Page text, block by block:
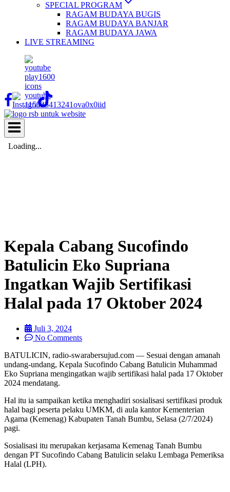
SPECIAL PROGRAM
RAGAM BUDAYA BUGIS
RAGAM BUDAYA BANJAR
RAGAM BUDAYA JAWA
LIVE STREAMING
Kepala Cabang Sucofindo
Batulicin Eko Supriana
Ingatkan Wajib Sertifikasi
Halal pada 17 Oktober 2024
Juli 3, 2024
No Comments
BATULICIN, radio-swarabersujud.com — Sesuai dengan amanah
undang-undang, Kepala Sucofindo Cabang Batulicin Muhammad
Eko Supriana mengingatkan wajib sertifikasi halal pada 17 Oktober
2024 mendatang.
Hal itu ia sampaikan ketika menghadiri sosialisasi sertifikasi produk
halal bagi peserta pelaku UMKM, di aula kantor Kementerian
Agama (Kemenag) Kabupaten Tanah Bumbu, Selasa (2/7/2024)
pagi.
Sosialisasi itu merupakan kerjasama Kemenag Tanah Bumbu
dengan PT Sucofindo Cabang Batulicin selaku Lembaga Pemeriksa
Halal (LPH).